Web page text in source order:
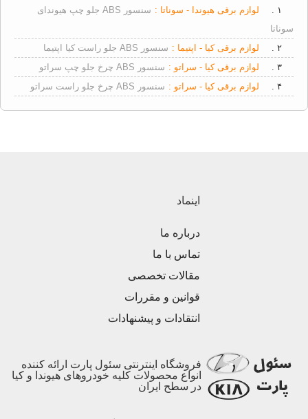
۱ . لوازم برقی هیوندا - سوناتا :
سنسور ABS جلو چپ هیوندای
سوناتا
۲ .
لوازم برقی کیا - اپتیما : سنسور ABS جلو راست کیا اپتیما
۳ .
لوازم برقی کیا - سراتو : سنسور ABS چرخ جلو چپ سراتو
۴ .
لوازم برقی کیا - سراتو : سنسور ABS چرخ جلو راست سراتو
اینماد
درباره ما
تماس با ما
مقالات تخصصی
قوانین و مقررات
انتقادات و پیشنهادات
فروشگاه اینترنتی سئول پارت ارائه کننده
انواع محصولات کلیه خودروهای هیوندا و کیا
در سطح ایران